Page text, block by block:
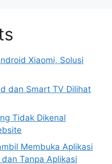
Xiaomi, Solusi
dan Smart TV Dilihat
Tidak Dikenal
Membuka Aplikasi
Tanpa Aplikasi